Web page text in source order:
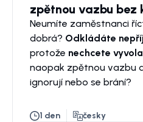
zpětnou vazbu bez
Neumíte zaměstnanci
dobrá? Odkládáte
protože nechcete
naopak zpětnou vazbu
ignorují nebo se brání?
1 den česky